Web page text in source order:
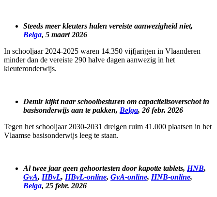
Steeds meer kleuters halen vereiste aanwezigheid niet,
Belga, 5 maart 2026
In schooljaar 2024-2025 waren 14.350 vijfjarigen in Vlaanderen
minder dan de vereiste 290 halve dagen aanwezig in het
kleuteronderwijs.
Demir kijkt naar schoolbesturen om capaciteitsoverschot in
basisonderwijs aan te pakken, Belga, 26 febr. 2026
Tegen het schooljaar 2030-2031 dreigen ruim 41.000 plaatsen in het
Vlaamse basisonderwijs leeg te staan.
Al twee jaar geen gehoortesten door kapotte tablets, HNB,
GvA, HBvL, HBvL-online, GvA-online, HNB-online,
Belga, 25 febr. 2026